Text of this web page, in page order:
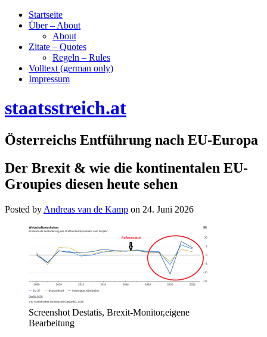
Startseite
Über – About
About
Zitate – Quotes
Regeln – Rules
Volltext (german only)
Impressum
staatsstreich.at
Österreichs Entführung nach EU-Europa
Der Brexit & wie die kontinentalen EU-
Groupies diesen heute sehen
Posted by Andreas van de Kamp on 24. Juni 2026
Screenshot Destatis, Brexit-Monitor,eigene
Bearbeitung